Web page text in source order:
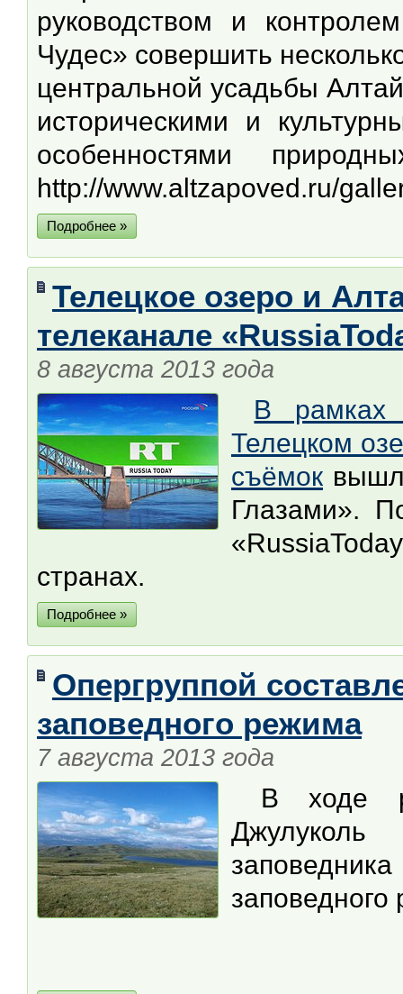
руководством и
Чудес» совершить
центральной усадьбы
историческими и
особенностями
http://www.altzapoved.ru/
Подробнее »
Телецкое озеро и
телеканале
8 августа 2013 года
В рамках
Телецком
съёмок
Глазами».
странах.
Подробнее »
Опергруппой
заповедного режима
7 августа 2013 года
В ходе
Джулуколь